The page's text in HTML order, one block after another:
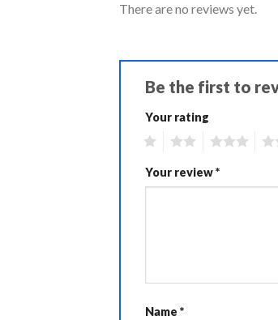
There are no reviews yet.
Be the first to
Your rating
Your review*
Name *